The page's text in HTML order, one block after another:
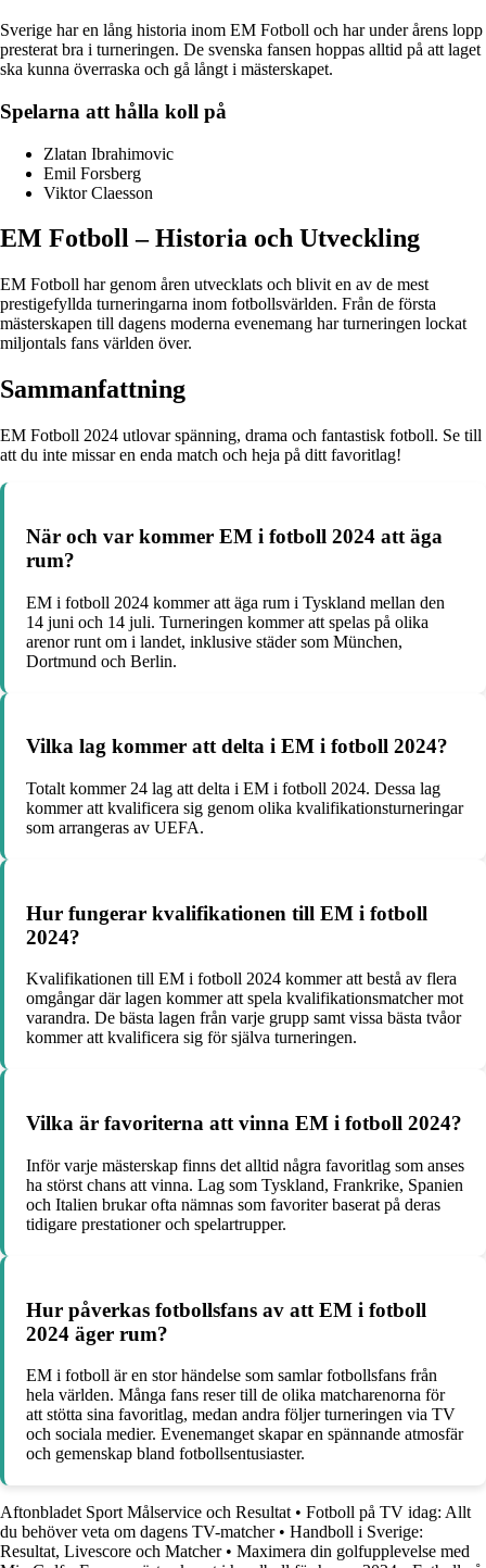
Sverige har en lång historia inom EM Fotboll och har under årens lopp
presterat bra i turneringen. De svenska fansen hoppas alltid på att laget
ska kunna överraska och gå långt i mästerskapet.
Spelarna att hålla koll på
Zlatan Ibrahimovic
Emil Forsberg
Viktor Claesson
EM Fotboll – Historia och Utveckling
EM Fotboll har genom åren utvecklats och blivit en av de mest
prestigefyllda turneringarna inom fotbollsvärlden. Från de första
mästerskapen till dagens moderna evenemang har turneringen lockat
miljontals fans världen över.
Sammanfattning
EM Fotboll 2024 utlovar spänning, drama och fantastisk fotboll. Se till
att du inte missar en enda match och heja på ditt favoritlag!
När och var kommer EM i fotboll 2024 att äga
rum?
EM i fotboll 2024 kommer att äga rum i Tyskland mellan den
14 juni och 14 juli. Turneringen kommer att spelas på olika
arenor runt om i landet, inklusive städer som München,
Dortmund och Berlin.
Vilka lag kommer att delta i EM i fotboll 2024?
Totalt kommer 24 lag att delta i EM i fotboll 2024. Dessa lag
kommer att kvalificera sig genom olika kvalifikationsturneringar
som arrangeras av UEFA.
Hur fungerar kvalifikationen till EM i fotboll
2024?
Kvalifikationen till EM i fotboll 2024 kommer att bestå av flera
omgångar där lagen kommer att spela kvalifikationsmatcher mot
varandra. De bästa lagen från varje grupp samt vissa bästa tvåor
kommer att kvalificera sig för själva turneringen.
Vilka är favoriterna att vinna EM i fotboll 2024?
Inför varje mästerskap finns det alltid några favoritlag som anses
ha störst chans att vinna. Lag som Tyskland, Frankrike, Spanien
och Italien brukar ofta nämnas som favoriter baserat på deras
tidigare prestationer och spelartrupper.
Hur påverkas fotbollsfans av att EM i fotboll
2024 äger rum?
EM i fotboll är en stor händelse som samlar fotbollsfans från
hela världen. Många fans reser till de olika matcharenorna för
att stötta sina favoritlag, medan andra följer turneringen via TV
och sociala medier. Evenemanget skapar en spännande atmosfär
och gemenskap bland fotbollsentusiaster.
Aftonbladet Sport Målservice och Resultat • Fotboll på TV idag: Allt
du behöver veta om dagens TV-matcher• Handboll i Sverige:
Resultat, Livescore och Matcher• Maximera din golfupplevelse med